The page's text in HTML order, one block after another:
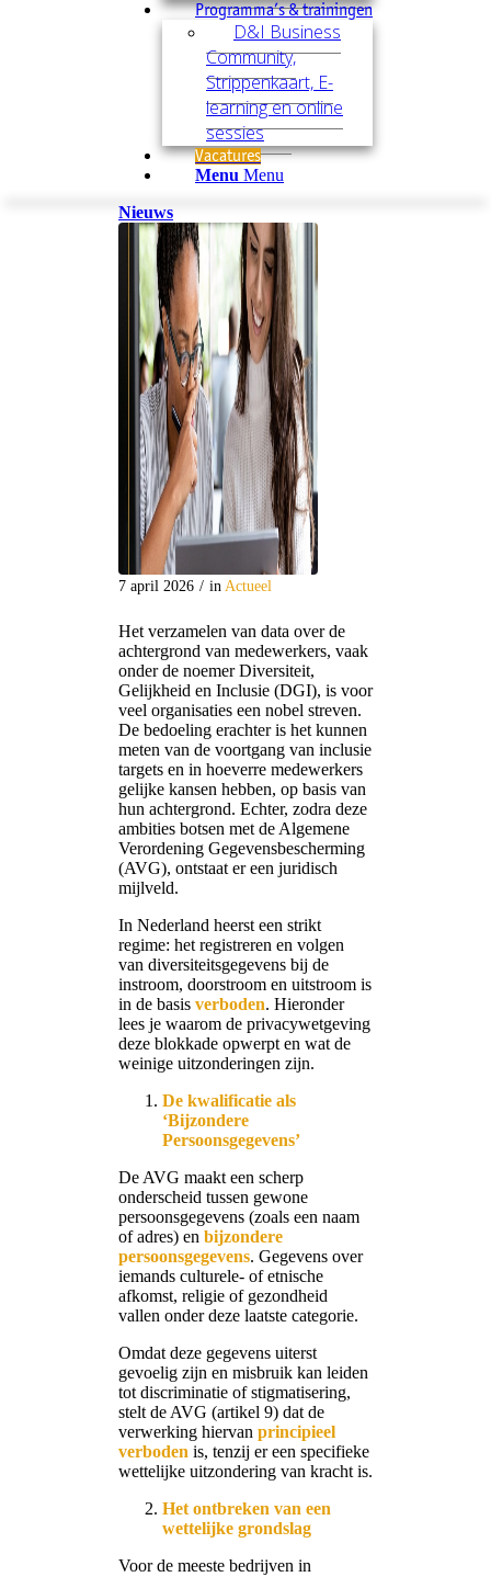
Programma’s & trainingen
D&I Business
Community,
Strippenkaart, E-
learning en online
sessies
Vacatures
Menu Menu
Nieuws
7 april 2026 / in Actueel
Het verzamelen van data over de
achtergrond van medewerkers, vaak
onder de noemer Diversiteit,
Gelijkheid en Inclusie (DGI), is voor
veel organisaties een nobel streven.
De bedoeling erachter is het kunnen
meten van de voortgang van inclusie
targets en in hoeverre medewerkers
gelijke kansen hebben, op basis van
hun achtergrond. Echter, zodra deze
ambities botsen met de Algemene
Verordening Gegevensbescherming
(AVG), ontstaat er een juridisch
mijlveld.
In Nederland heerst een strikt
regime: het registreren en volgen
van diversiteitsgegevens bij de
instroom, doorstroom en uitstroom is
in de basis verboden. Hieronder
lees je waarom de privacywetgeving
deze blokkade opwerpt en wat de
weinige uitzonderingen zijn.
De kwalificatie als
‘Bijzondere
Persoonsgegevens’
De AVG maakt een scherp
onderscheid tussen gewone
persoonsgegevens (zoals een naam
of adres) en bijzondere
persoonsgegevens. Gegevens over
iemands culturele- of etnische
afkomst, religie of gezondheid
vallen onder deze laatste categorie.
Omdat deze gegevens uiterst
gevoelig zijn en misbruik kan leiden
tot discriminatie of stigmatisering,
stelt de AVG (artikel 9) dat de
verwerking hiervan principieel
verboden is, tenzij er een specifieke
wettelijke uitzondering van kracht is.
Het ontbreken van een
wettelijke grondslag
Voor de meeste bedrijven in